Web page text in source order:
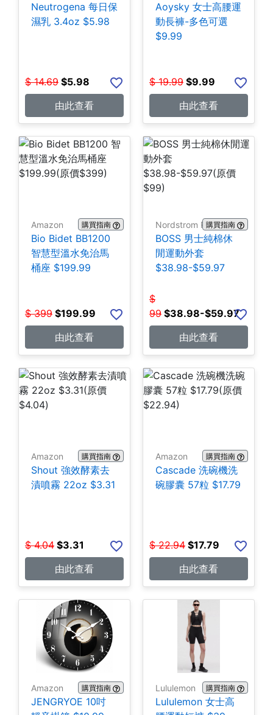
Neutrogena 每日保
濕乳 3.4oz $5.98
$ 14.69 $5.98
由此查看
Aoysky 女士高腰運
動長褲-多色可選
$9.99
$ 19.99 $9.99
由此查看
Amazon 購買指南
Bio Bidet BB1200
智慧型溫水免治馬
桶座 $199.99
$ 399 $199.99
由此查看
Nordstrom Rack購買指南
BOSS 男士純棉休
閒運動外套
$38.98-$59.97
$
99 $38.98-$59.97
由此查看
Amazon 購買指南
Shout 強效酵素去
漬噴霧 22oz $3.31
$ 4.04 $3.31
由此查看
Amazon 購買指南
Cascade 洗碗機洗
碗膠囊 57粒 $17.79
$ 22.94 $17.79
由此查看
Amazon 購買指南
JENGRYOE 10吋
Lululemon 購買指南
Lululemon 女士高